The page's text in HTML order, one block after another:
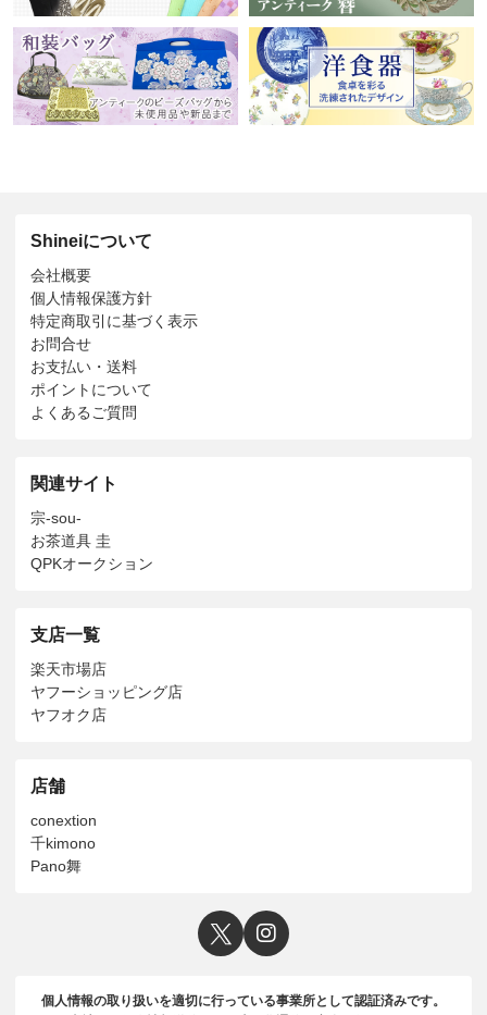
Shineiについて
会社概要
個人情報保護方針
特定商取引に基づく表示
お問合せ
お支払い・送料
ポイントについて
よくあるご質問
関連サイト
宗-sou-
お茶道具 圭
QPKオークション
支店一覧
楽天市場店
ヤフーショッピング店
ヤフオク店
店舗
conextion
千kimono
Pano舞
個人情報の取り扱いを適切に行っている事業所として認証済みです。